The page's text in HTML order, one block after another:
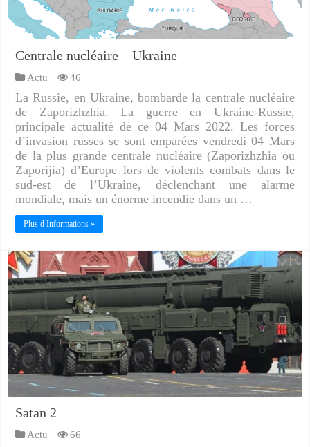
Centrale nucléaire – Ukraine
Actu 46
La Russie, en Ukraine, bombarde la centrale nucléaire
de Zaporizhzhia. La guerre en Ukraine-Russie,
principale actualité de ce 04 Mars 2022. Les forces
d’invasion russes se sont emparées vendredi 04 Mars
de la plus grande centrale nucléaire (Zaporizhzhia ou
Zaporijia) d’Europe lors de violents combats dans le
sud-est de l’Ukraine, déclenchant une alarme
mondiale, mais un énorme incendie dans un …
Plus d Informations »
Satan 2
Actu 66